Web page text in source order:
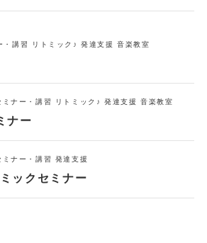
・講習 リトミック♪発達支援音楽教室
ミナー・講習 リトミック♪発達支援音楽教室
ナー
ミナー・講習 発達支援
ックセミナー